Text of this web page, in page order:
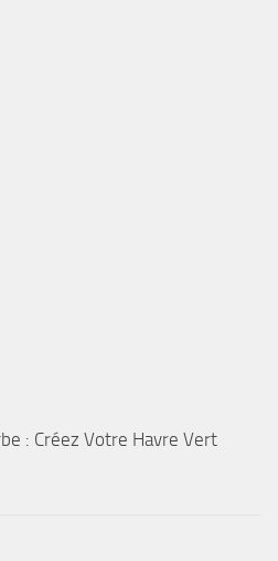
: Créez Votre Havre Vert